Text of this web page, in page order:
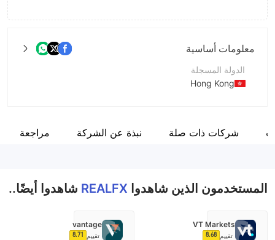
معلومات أساسية
الدولة المسجلة
Hong Kong
اسم الشركة
شركات ذات صلة نبذة عن الشركة مراجعة
المستخدمون الذين شاهدوا REALFX شاهدوا أيضًا..
VT Markets
تقييم 8.68
vantage
تقييم 8.71